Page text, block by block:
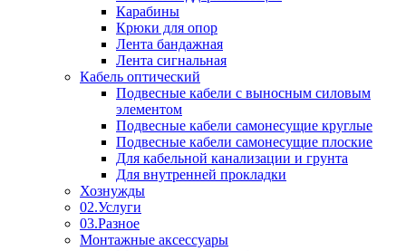
Карабины
Крюки для опор
Лента бандажная
Лента сигнальная
Кабель оптический
Подвесные кабели с выносным силовым
элементом
Подвесные кабели самонесущие круглые
Подвесные кабели самонесущие плоские
Для кабельной канализации и грунта
Для внутренней прокладки
Хознужды
02.Услуги
03.Разное
Монтажные аксессуары